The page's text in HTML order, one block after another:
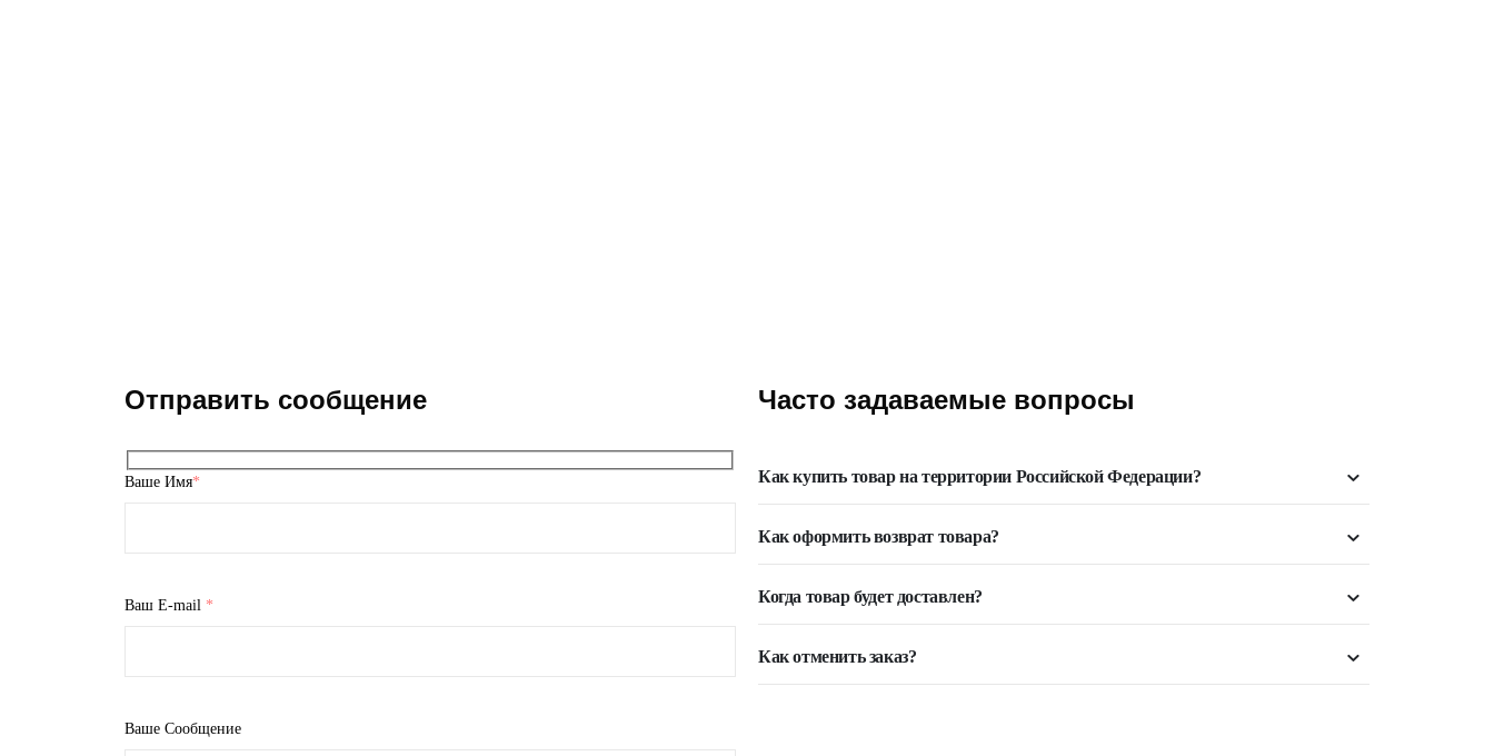
Отправить сообщение
Ваше Имя*
Ваш E-mail *
Ваше Сообщение
Часто задаваемые вопросы
Как купить товар на территории Российской Федерации?
Как оформить возврат товара?
Когда товар будет доставлен?
Как отменить заказ?